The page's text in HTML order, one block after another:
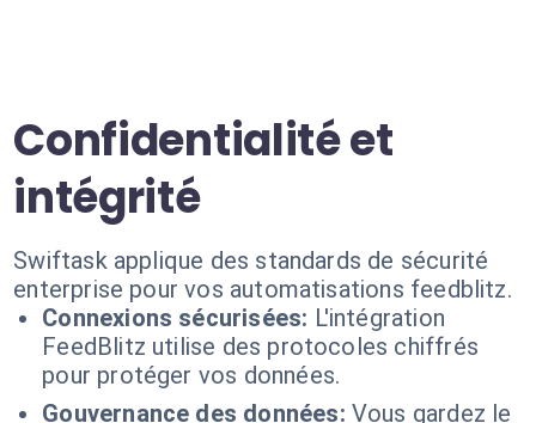
Confidentialité et
intégrité
Swiftask applique des standards de sécurité
enterprise pour vos automatisations feedblitz.
Connexions sécurisées: L'intégration
FeedBlitz utilise des protocoles chiffrés
pour protéger vos données.
Gouvernance des données: Vous gardez le